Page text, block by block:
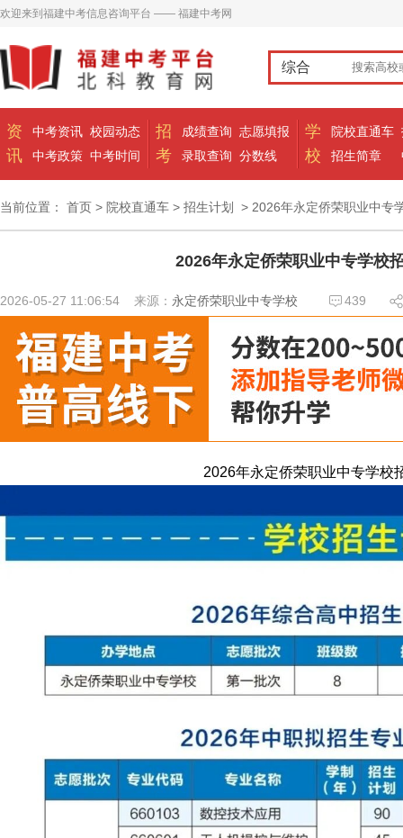
欢迎来到福建中考信息咨询平台 —— 福建中考网
综合
资
讯
中考资讯
中考政策
校园动态
中考时间
招
考
成绩查询
录取查询
志愿填报
分数线
学
校
院校直通车
招生简章
当前位置： 首页 > 院校直通车 > 招生计划 > 2026年永定侨荣职业中专
2026年永定侨荣职业中专学校
2026-05-27 11:06:54 来源： 永定侨荣职业中专学校 439
2026年永定侨荣职业中专学校